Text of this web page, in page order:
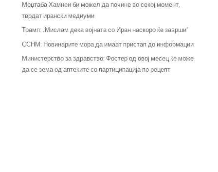
Моџтаба Хамнеи би можел да почине во секој момент,
тврдат ирански медиуми
Трамп: „Мислам дека војната со Иран наскоро ќе заврши“
ССНМ: Новинарите мора да имаат пристап до информации
Министерство за здравство: Фостер од овој месец ќе може
да се зема од аптеките со партиципација по рецепт